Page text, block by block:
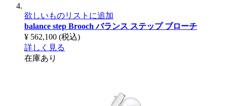
欲しいものリストに追加
balance step Broochバランス ステップ ブローチ
¥ 562,100 (税込)
詳しく見る
在庫あり